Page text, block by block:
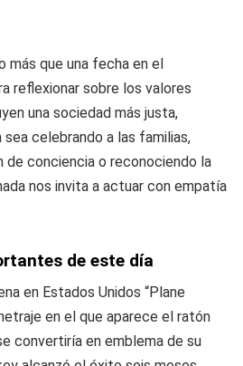
más que una fecha en el
reflexionar sobre los valores
una sociedad más justa,
sea celebrando a las familias,
de conciencia o reconociendo la
nos invita a actuar con empatía
de este día
en Estados Unidos “Plane
en el que aparece el ratón
convertiría en emblema de su